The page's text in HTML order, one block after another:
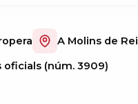
A Molins de Rei
oficials (núm. 3909)